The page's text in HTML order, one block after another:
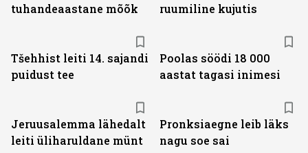
tuhandeaastane mõõk
ruumiline kujutis
Tšehhist leiti 14. sajandi
puidust tee
Poolas söödi 18 000
aastat tagasi inimesi
Jeruusalemma lähedalt
leiti üliharuldane münt
Pronksiaegne leib läks
nagu soe sai